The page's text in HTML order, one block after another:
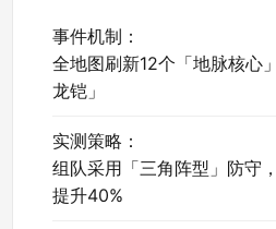
事件机制：
全地图刷新12个「地脉核心
龙铠」
实测策略：
组队采用「三角阵型」防守
提升40%